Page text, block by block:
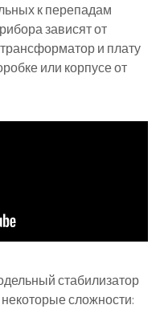
к перепадам
зависят от
и плату
или корпусе от
стабилизатор
сложности: